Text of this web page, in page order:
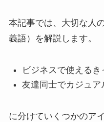
本記事では、大切な人
義語）を解説します。
ビジネスで使える
友達同士でカジュ
に分けていくつかのア